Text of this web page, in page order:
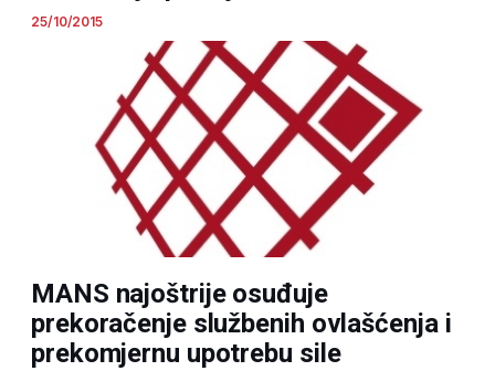
25/10/2015
MANS najoštrije osuđuje
prekoračenje službenih ovlašćenja i
prekomjernu upotrebu sile